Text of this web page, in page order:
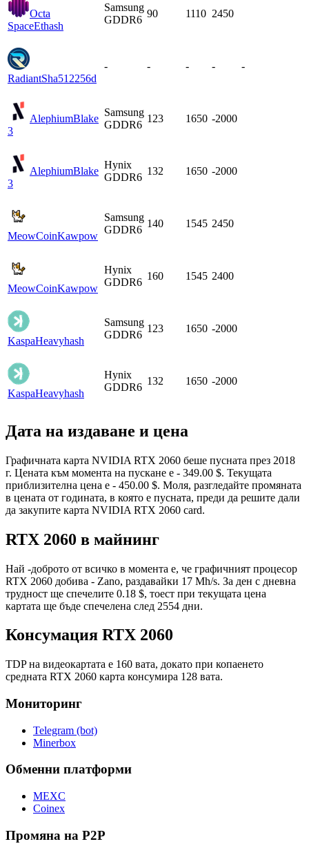
Octa
SpaceEthash
Samsung
GDDR6
90 1110 2450
RadiantSha512256d
- - - - -
AlephiumBlake
3
Samsung
GDDR6
123 1650 -2000
AlephiumBlake
3
Hynix
GDDR6
132 1650 -2000
MeowCoinKawpow
Samsung
GDDR6
140 1545 2450
MeowCoinKawpow
Hynix
GDDR6
160 1545 2400
KaspaHeavyhash
Samsung
GDDR6
123 1650 -2000
KaspaHeavyhash
Hynix
GDDR6
132 1650 -2000
Дата на издаване и цена
Графичната карта NVIDIA RTX 2060 беше пусната през 2018
г. Цената към момента на пускане е - 349.00 $. Текущата
приблизителна цена е - 450.00 $. Моля, разгледайте промяната
в цената от годината, в която е пусната, преди да решите дали
да закупите карта NVIDIA RTX 2060 card.
RTX 2060 в майнинг
Най -доброто от всичко в момента е, че графичният процесор
RTX 2060 добива - Zano, раздавайки 17 Mh/s. За ден с дневна
трудност ще спечелите 0.18 $, тоест при текущата цена
картата ще бъде спечелена след 2554 дни.
Консумация RTX 2060
TDP на видеокартата е 160 вата, докато при копаенето
средната RTX 2060 карта консумира 128 вата.
Мониторинг
Telegram (bot)
Minerbox
Обменни платформи
MEXC
Coinex
Промяна на P2P